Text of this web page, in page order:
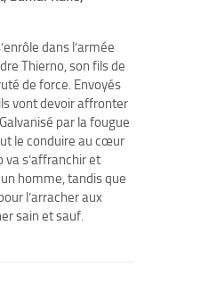
dans l’armée
Thierno, son fils de
de force. Envoyés
vont devoir affronter
par la fougue
le conduire au cœur
va s’affranchir et
homme, tandis que
l’arracher aux
sain et sauf.